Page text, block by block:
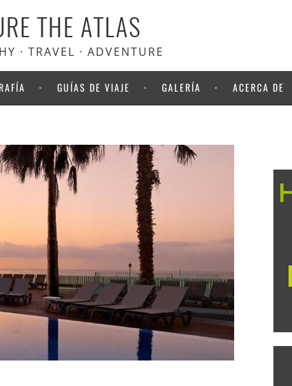
THE ATLAS
· TRAVEL · ADVENTURE
GUÍAS DE VIAJE GALERÍA ACERCA DE